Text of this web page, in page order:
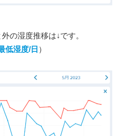
の湿度推移は↓です。
低湿度/日 ）